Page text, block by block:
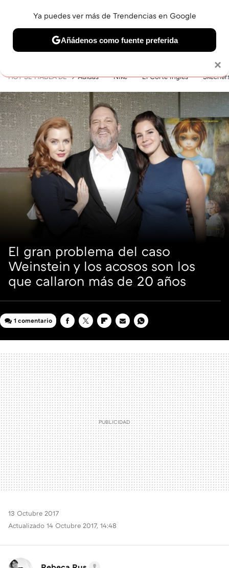
BELLEZA SHOPPING VIAJES GASTRO SNEAKERS
HOY SE HABLA DE Adidas Nike El Corte Inglés
El gran problema del caso
Weinstein y los acosos son los
que callaron más de 20 años
1 comentario
13 Octubre 2017
Actualizado 14 Octubre 2017, 14:48
×
Ya puedes ver más de Trendencias en Google
Añádenos como fuente preferida